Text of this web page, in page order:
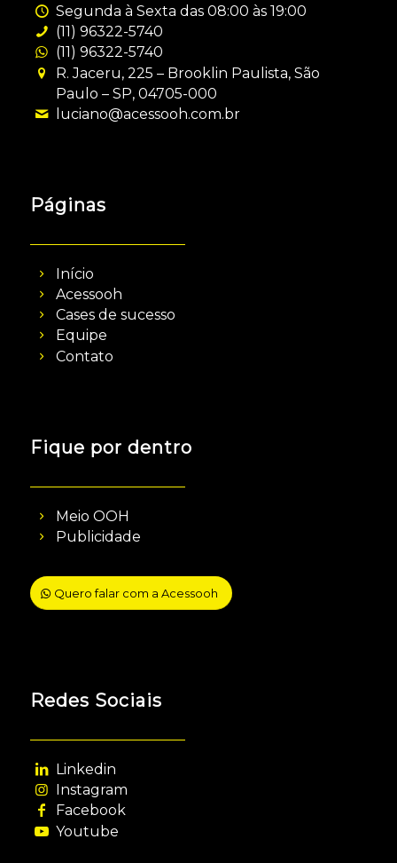
Segunda à Sexta das 08:00 às 19:00
(11) 96322-5740
(11) 96322-5740
R. Jaceru, 225 – Brooklin Paulista, São
Paulo – SP, 04705-000
luciano@acessooh.com.br
Páginas
Início
Acessooh
Cases de sucesso
Equipe
Contato
Fique por dentro
Meio OOH
Publicidade
Quero falar com a Acessooh
Redes Sociais
Linkedin
Instagram
Facebook
Youtube